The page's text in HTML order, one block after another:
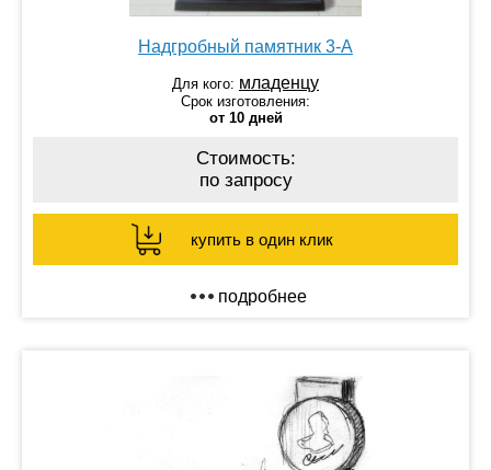
Надгробный памятник 3-А
Для кого: младенцу
Срок изготовления:
от 10 дней
Стоимость:
по запросу
купить в один клик
подробнее